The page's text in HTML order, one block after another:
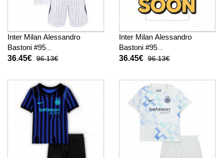
Inter Milan Alessandro
Bastoni #95
Fußballbekleidung
27 Kurzarm (+ kurze hosen)
36.45€ 96.13€
Inter Milan Alessandro
Bastoni #95
Fußballbekleidung 3rd trikot
kurze hosen)
36.45€ 96.13€